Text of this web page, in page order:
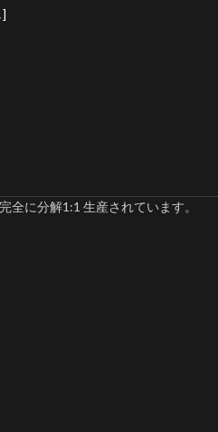
に分解1:1 生産されています。